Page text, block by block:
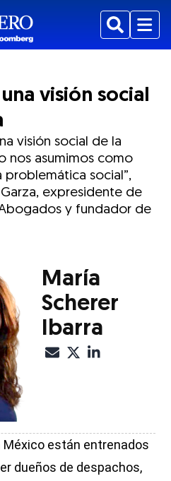
BuscarMenu
visión social
visión social de la
nos asumimos como
problemática social”,
expresidente de
y fundador de
mediante Email
mediante Facebook
actual mediante Twitter
artículo actual mediante LinkedIn
el artículo actual mediante
María
Scherer
Ibarra
México están entrenados
dueños de despachos,